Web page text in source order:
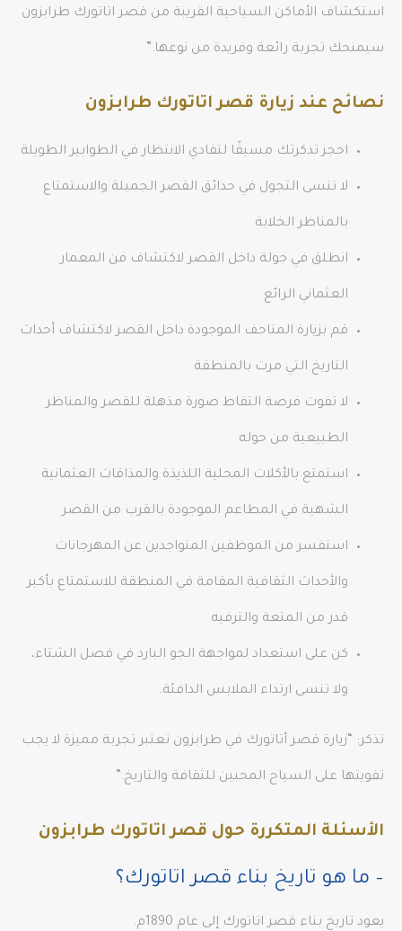
استكشاف الأماكن السياحية القريبة من قصر اتاتورك طرابزون
سيمنحك تجربة رائعة وفريدة من نوعها.”
نصائح عند زيارة قصر اتاتورك طرابزون
احجز تذكرتك مسبقًا لتفادي الانتظار في الطوابير الطويلة
لا تنسى التجول في حدائق القصر الجميلة والاستمتاع
بالمناظر الخلابة
انطلق في جولة داخل القصر لاكتشاف فن المعمار
العثماني الرائع
قم بزيارة المتاحف الموجودة داخل القصر لاكتشاف أحداث
التاريخ التي مرت بالمنطقة
لا تفوت فرصة التقاط صورة مذهلة للقصر والمناظر
الطبيعية من حوله
استمتع بالأكلات المحلية اللذيذة والمذاقات العثمانية
الشهية في المطاعم الموجودة بالقرب من القصر
استفسر من الموظفين المتواجدين عن المهرجانات
والأحداث الثقافية المقامة في المنطقة للاستمتاع بأكبر
قدر من المتعة والترفيه
كن على استعداد لمواجهة الجو البارد في فصل الشتاء،
ولا تنسى ارتداء الملابس الدافئة.
تذكر: “زيارة قصر أتاتورك في طرابزون تعتبر تجربة مميزة لا يجب
تفويتها على السياح المحبين للثقافة والتاريخ.”
الأسئلة المتكررة حول قصر اتاتورك طرابزون
– ما هو تاريخ بناء قصر اتاتورك؟
يعود تاريخ بناء قصر اتاتورك إلى عام 1890م.